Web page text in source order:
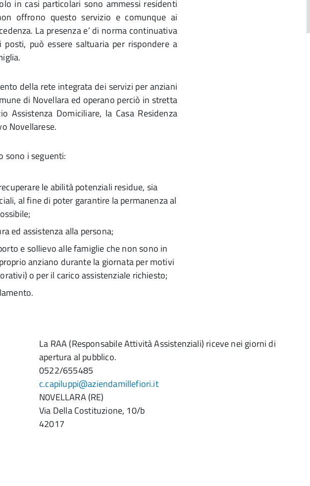
in casi particolari sono ammessi residenti
offrono questo servizio e comunque ai
La presenza e’ di norma continuativa
può essere saltuaria per rispondere a
della rete integrata dei servizi per anziani
di Novellara ed operano perciò in stretta
Assistenza Domiciliare, la Casa Residenza
Novellarese.
sono i seguenti:
le abilità potenziali residue, sia
al fine di poter garantire la permanenza al
ed assistenza alla persona;
e sollievo alle famiglie che non sono in
anziano durante la giornata per motivi
o per il carico assistenziale richiesto;
La RAA (Responsabile Attività Assistenziali) riceve nei giorni di
apertura al pubblico.
0522/655485
c.capiluppi@aziendamillefiori.it
N0VELLARA (RE)
Via Della Costituzione, 10/b
42017